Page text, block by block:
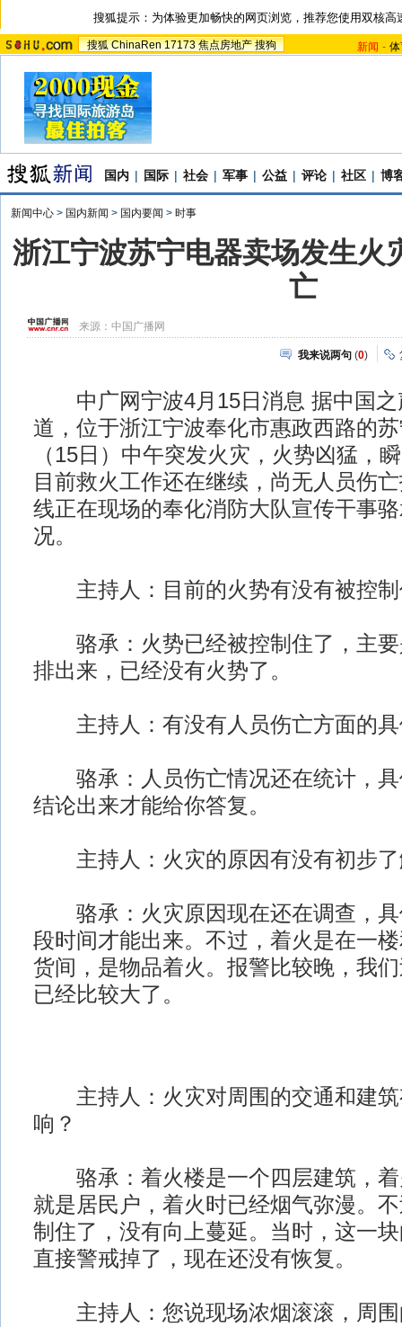
搜狐提示：为体验更加畅快的网页浏览，推荐您使用双核高
搜狐 ChinaRen 17173 焦点房地产 搜狗 新闻 -
国内 | 国际 | 社会 | 军事 | 公益 | 评论 | 社区 | 博
新闻中心 > 国内新闻 > 国内要闻 > 时事
浙江宁波苏宁电器卖场发生火
亡
来源： 中国广播网
我来说两句 (0)
中广网宁波4月15日消息 据中国之
道，位于浙江宁波奉化市惠政西路的
（15日）中午突发火灾，火势凶猛，
目前救火工作还在继续，尚无人员伤
线正在现场的奉化消防大队宣传干事
况。
主持人：目前的火势有没有被控制
骆承：火势已经被控制住了，主要
排出来，已经没有火势了。
主持人：有没有人员伤亡方面的具
骆承：人员伤亡情况还在统计，具
结论出来才能给你答复。
主持人：火灾的原因有没有初步了
骆承：火灾原因现在还在调查，具
段时间才能出来。不过，着火是在一
货间，是物品着火。报警比较晚，我
已经比较大了。
主持人：火灾对周围的交通和建筑
响？
骆承：着火楼是一个四层建筑，着
就是居民户，着火时已经烟气弥漫。
制住了，没有向上蔓延。当时，这一
直接警戒掉了，现在还没有恢复。
主持人：您说现场浓烟滚滚，周围